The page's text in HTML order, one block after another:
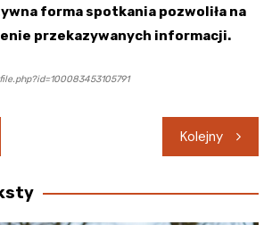
forma spotkania pozwoliła na
przekazywanych informacji.
Kolejny